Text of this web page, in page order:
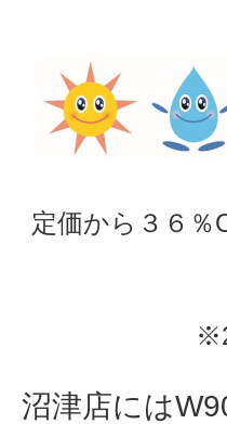
定価から３６
沼津店には